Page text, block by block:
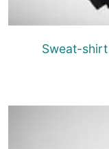
Sweat-